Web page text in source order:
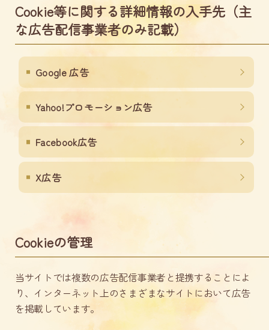
Cookie等に関する詳細情報の入手先（主
な広告配信事業者のみ記載）
Google 広告
Yahoo!プロモーション広告
Facebook広告
X広告
Cookieの管理
当サイトでは複数の広告配信事業者と提携することによ
り、インターネット上のさまざまなサイトにおいて広告
を掲載しています。